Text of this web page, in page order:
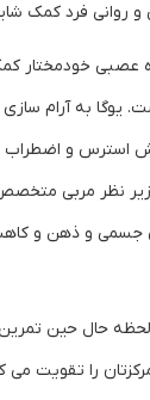
روانی فرد کمک
عصبی خودمختار
یوگا به آرام
استرس و اضطراب
زیر نظر مربی
جسمی و ذهن و
حال حین
را تقویت